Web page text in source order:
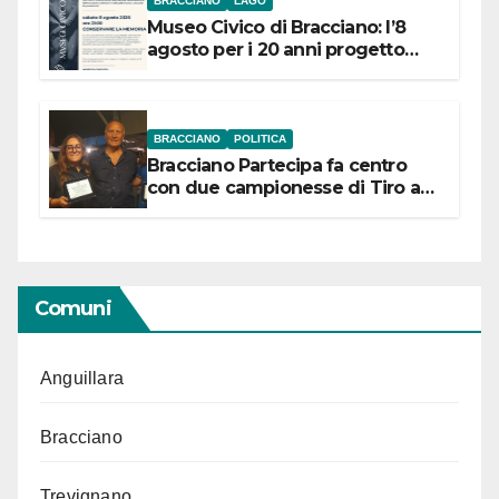
Museo Civico di Bracciano: l’8
agosto per i 20 anni progetto
BRACCIANO POLITICA
Bracciano Partecipa fa centro
con due campionesse di Tiro a
Comuni
Anguillara
Bracciano